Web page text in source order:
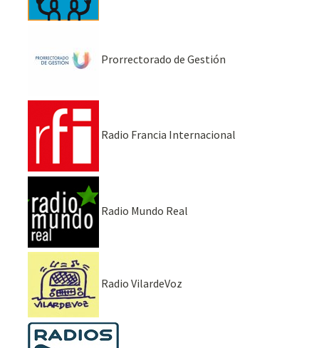
Prorrectorado de Gestión
Radio Francia Internacional
Radio Mundo Real
Radio VilardeVoz